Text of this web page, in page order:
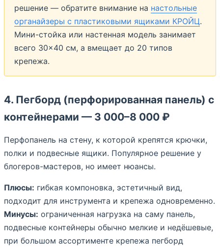
решение — обратите внимание на настольные
органайзеры с пластиковыми ящиками КРОЙЦ.
Мини-стойка или настенная модель занимает
всего 30×40 см, а вмещает до 20 типов
крепежа.
4. Пегборд (перфорированная панель) с
контейнерами — 3 000–8 000 ₽
Перфопанель на стену, к которой крепятся крючки,
полки и подвесные ящики. Популярное решение у
блогеров-мастеров, но имеет нюансы.
Плюсы: гибкая компоновка, эстетичный вид,
подходит для инструмента и крепежа одновременно.
Минусы: ограниченная нагрузка на саму панель,
подвесные контейнеры обычно мелкие и недёшевые,
при большом ассортименте крепежа пегборд